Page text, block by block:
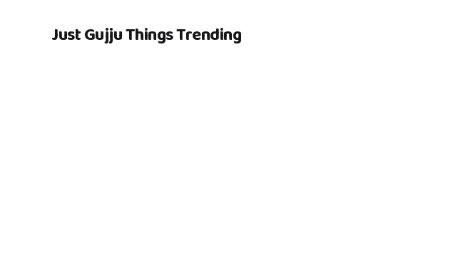
Just Gujju Things Trending